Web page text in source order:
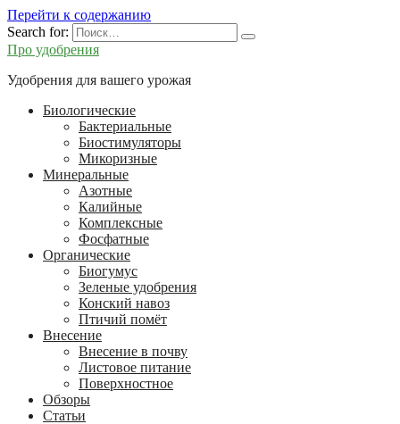
Перейти к содержанию
Search for:
Про удобрения
Удобрения для вашего урожая
Биологические
Бактериальные
Биостимуляторы
Микоризные
Минеральные
Азотные
Калийные
Комплексные
Фосфатные
Органические
Биогумус
Зеленые удобрения
Конский навоз
Птичий помёт
Внесение
Внесение в почву
Листовое питание
Поверхностное
Обзоры
Статьи